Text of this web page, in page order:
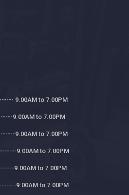
9.00AM to 7.00PM
9.00AM to 7.00PM
9.00AM to 7.00PM
9.00AM to 7.00PM
9.00AM to 7.00PM
9.00AM to 7.00PM